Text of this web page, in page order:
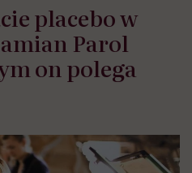
placebo w
Parol
on polega